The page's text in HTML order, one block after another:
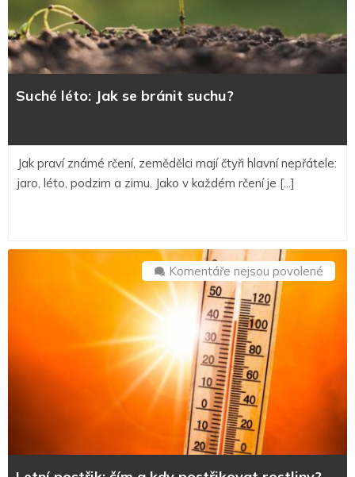
bránit
Suché léto: Jak se bránit suchu?
Jak praví známé rčení, zemědělci mají čtyři hlavní nepřátele:
jaro, léto, podzim a zimu. Jako v každém rčení je [...]
Komentáře nejsou povolené
čím